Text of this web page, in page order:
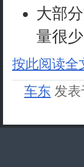
大部
量很
按此阅读全
车东 发